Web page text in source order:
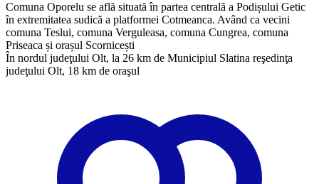
Comuna Oporelu se află situată în partea centrală a Podișului Getic
în extremitatea sudică a platformei Cotmeanca. Având ca vecini
comuna Teslui, comuna Verguleasa, comuna Cungrea, comuna
Priseaca și orașul Scornicești
​În nordul judeţului Olt, la 26 km de Municipiul Slatina reşedinţa
judeţului Olt, 18 km de oraşul